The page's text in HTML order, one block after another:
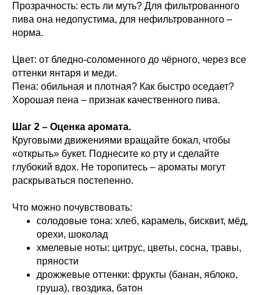
Прозрачность: есть ли муть? Для фильтрованного
пива она недопустима, для нефильтрованного –
норма.
Цвет: от бледно-соломенного до чёрного, через все
оттенки янтаря и меди.
Пена: обильная и плотная? Как быстро оседает?
Хорошая пена – признак качественного пива.
Шаг 2 – Оценка аромата.
Круговыми движениями вращайте бокал, чтобы
«открыть» букет. Поднесите ко рту и сделайте
глубокий вдох. Не торопитесь – ароматы могут
раскрываться постепенно.
Что можно почувствовать:
солодовые тона: хлеб, карамель, бисквит, мёд,
орехи, шоколад
хмелевые ноты: цитрус, цветы, сосна, травы,
пряности
дрожжевые оттенки: фрукты (банан, яблоко,
груша), гвоздика, батон